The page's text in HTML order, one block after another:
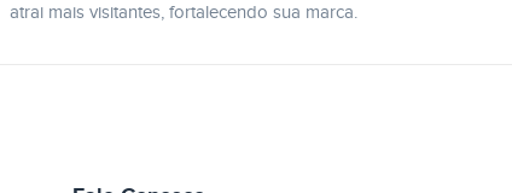
atrai mais visitantes, fortalecendo sua marca.